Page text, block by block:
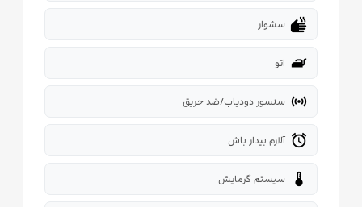
dry سشوار
iron اتو
sensors سنسور دودیاب/ضد حریق
alarm آلارم بیدار باش
thermostat سیستم گرمایش